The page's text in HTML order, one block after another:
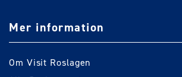
Mer information
Om Visit Roslagen